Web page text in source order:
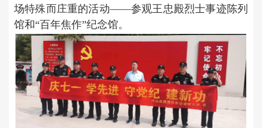
场特殊而庄重的活动——参观王忠殿烈士事迹陈列
馆和“百年焦作”纪念馆。